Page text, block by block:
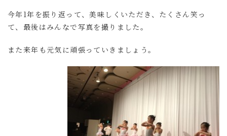
今年1年を振り返って、美味しくいただき、たくさん笑っ
て、最後はみんなで写真を撮りました。
また来年も元気に頑張っていきましょう。